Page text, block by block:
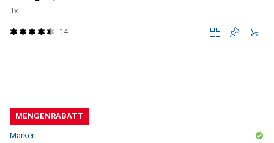
1x
14
MENGENRABATT
Marker